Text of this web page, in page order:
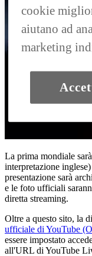
La prima mondiale
interpretazione
presentazione sarà
e le foto ufficiali
diretta streaming.
Oltre a questo sito, la
ufficiale di YouTube
essere impostato
all'URL di YouTube
cookie
aiutano ad
marketing